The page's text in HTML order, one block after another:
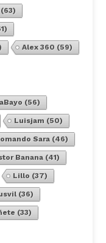
Alex 360 (59)
(56)
Luisjam (50)
Sara(46)
Banana(41)
Lillo (37)
(36)
(33)